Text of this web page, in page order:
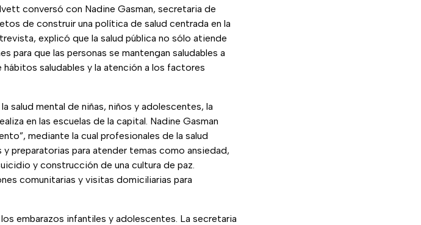
conversó con Nadine Gasman, secretaria de
de construir una política de salud centrada en la
explicó que la salud pública no sólo atiende
para que las personas se mantengan saludables a
saludables y la atención a los factores
salud mental de niñas, niños y adolescentes, la
en las escuelas de la capital. Nadine Gasman
mediante la cual profesionales de la salud
preparatorias para atender temas como ansiedad,
y construcción de una cultura de paz.
comunitarias y visitas domiciliarias para
embarazos infantiles y adolescentes. La secretaria